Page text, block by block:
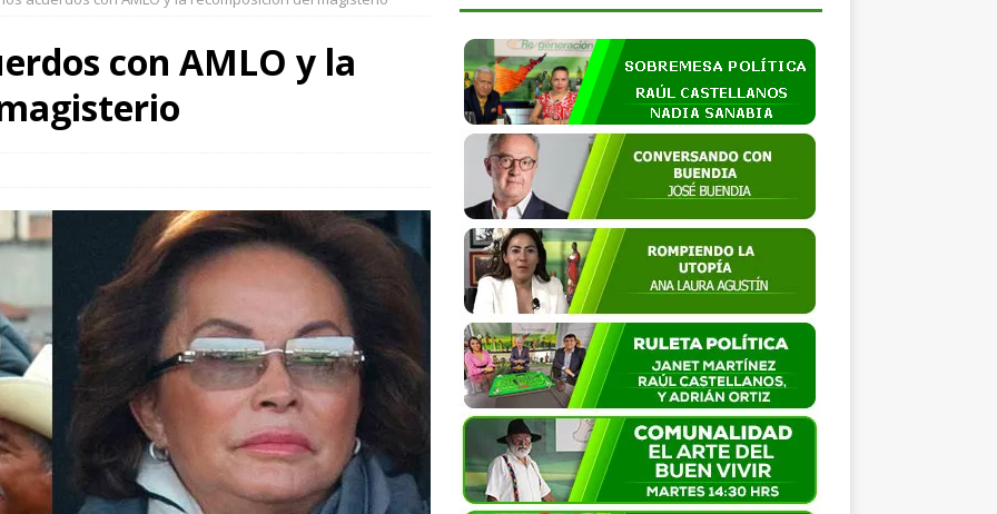
recorre Loma Rancho y Los Molinos para atender necesidades
entre los destinos turísticos más felices del mundo
UABJO impulsa la democracia y los derechos humanos desde
con AMLO y la